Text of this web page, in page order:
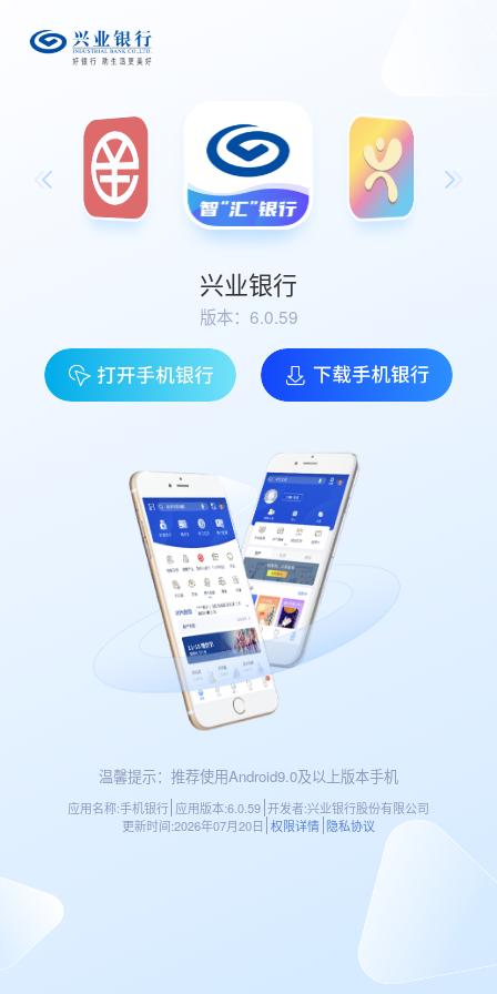
兴业银行
版本：6.0.59
温馨提示：推荐使用Android9.0及以上版本手机
应用名称:手机银行 应用版本:6.0.59 开发者:兴业银行股份有限公司
更新时间:2026年07月20日 权限详情 隐私协议